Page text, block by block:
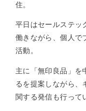
住。
平日はセールステッ
働きながら、個人で
活動。
主に「無印良品」を
るを提案しながら、
関する発信も行って